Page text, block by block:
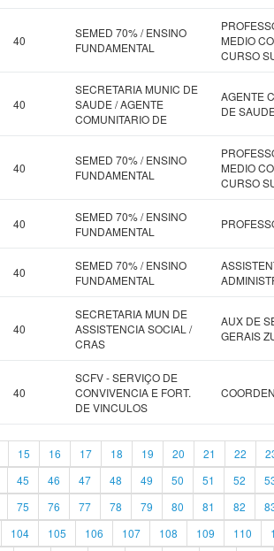
40
SEMED 70% / ENSINO
FUNDAMENTAL
MEDIO
CURSO
40
SECRETARIA MUNIC DE
SAUDE / AGENTE
COMUNITARIO DE
AGENTE
DE
40
SEMED 70% / ENSINO
FUNDAMENTAL
MEDIO
CURSO
40
SEMED 70% / ENSINO
FUNDAMENTAL
40
SEMED 70% / ENSINO
FUNDAMENTAL
40
SECRETARIA MUN DE
ASSISTENCIA SOCIAL /
CRAS
AUX DE
GERAIS
40
SCFV - SERVIÇO DE
CONVIVENCIA E FORT.
DE VINCULOS
15 16 17 18 19 20 21 22
45 46 47 48 49 50 51 52
75 76 77 78 79 80 81 82
104 105 106 107 108 109 110